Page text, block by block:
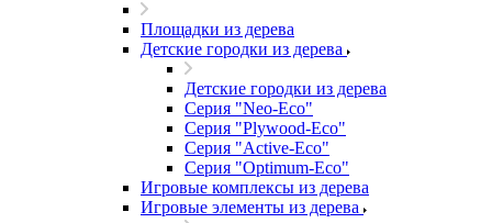
Площадки из дерева
Детские городки из дерева
Детские городки из дерева
Серия "Neo-Eco"
Серия "Plywood-Eco"
Серия "Active-Eco"
Серия "Оptimum-Еco"
Игровые комплексы из дерева
Игровые элементы из дерева